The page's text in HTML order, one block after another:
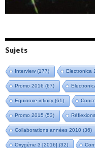
Amazônia (2021)
Oxymore (2022)
Versailles 400 (2024)
Live in Bratislava (2025)
Sujets
Interview(177) Electronica
Promo 2016 (67)
Equinoxe infinity(61)
Promo 2015 (53)
Collaborations années 2010 (36)
Oxygène 3 [2016] (32)